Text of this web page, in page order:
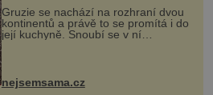
Gruzie se nachází na rozhraní dvou
kontinentů a právě to se promítá i do
její kuchyně. Snoubí se v ní
evropské a asijské chutě a díky tomu
vznikají rozmanité a chuťově bohaté
pokrmy, které rozhodně st...
nejsemsama.cz